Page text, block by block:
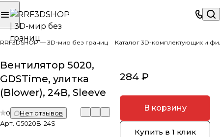
RRF3DSHOP — 3D-мир без границ Каталог 3D-комплектующих и
Вентилятор 5020,
GDSTime, улитка
(Blower), 24В, Sleeve
0
Нет отзывов
Арт. G5020B-24S
284 ₽
В корзину
Купить в 1 клик